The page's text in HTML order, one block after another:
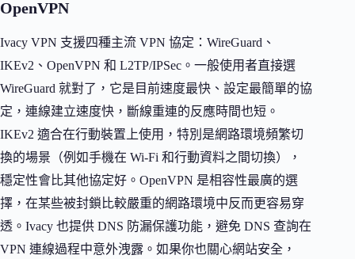
OpenVPN
Ivacy VPN 支援四種主流 VPN 協定：WireGuard、
IKEv2、OpenVPN 和 L2TP/IPSec。一般使用者直接選
WireGuard 就對了，它是目前速度最快、設定最簡單的協
定，連線建立速度快，斷線重連的反應時間也短。
IKEv2 適合在行動裝置上使用，特別是網路環境頻繁切
換的場景（例如手機在 Wi-Fi 和行動資料之間切換），
穩定性會比其他協定好。OpenVPN 是相容性最廣的選
擇，在某些被封鎖比較嚴重的網路環境中反而更容易穿
透。Ivacy 也提供 DNS 防漏保護功能，避免 DNS 查詢在
VPN 連線過程中意外洩露。如果你也關心網站安全，